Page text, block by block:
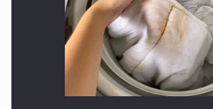
Avalan rebaja del Siapa para 203